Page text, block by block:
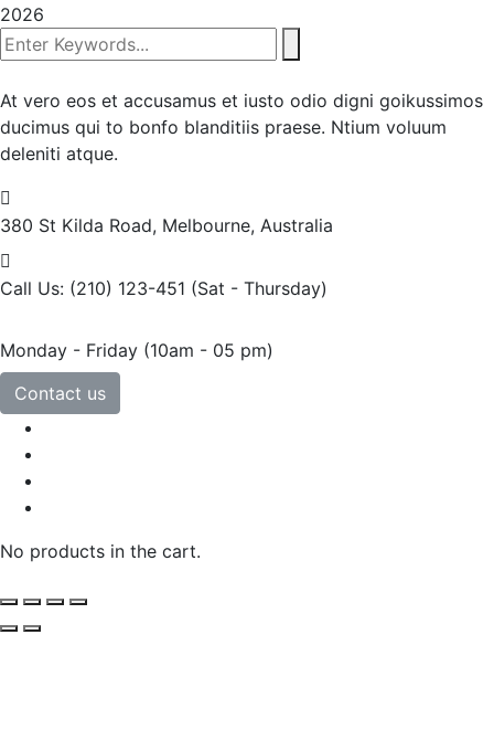
2026
At vero eos et accusamus et iusto odio digni goikussimos
ducimus qui to bonfo blanditiis praese. Ntium voluum
deleniti atque.
380 St Kilda Road, Melbourne, Australia
Call Us: (210) 123-451 (Sat - Thursday)
Monday - Friday (10am - 05 pm)
Contact us
No products in the cart.